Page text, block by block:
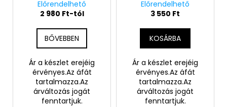
Előrendelhető
2 980 Ft-tól
BŐVEBBEN
Ár a készlet erejéig
érvényes.Az áfát
tartalmazza.Az
árváltozás jogát
fenntartjuk.
immunerősítés és
egészséges közérzet
Előrendelhető
3 550 Ft
KOSÁRBA
Ár a készlet erejéig
érvényes.Az áfát
tartalmazza.Az
árváltozás jogát
fenntartjuk.